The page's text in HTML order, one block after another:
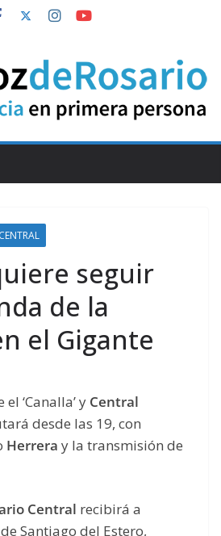
seguir
de la
el Gigante
‘Canalla’ y Central
desde las 19, con
Herrera y la transmisión de
Central recibirá a
de Santiago del Estero,